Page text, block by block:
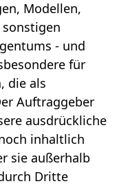
Modellen,
- und
für
die als
Auftraggeber
ausdrückliche
inhaltlich
sie außerhalb
Dritte